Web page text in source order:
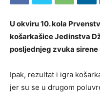
U okviru 10. kola
košarkašice Jedinstva
posljednjeg zvuka
Ipak, rezultat i igra
jer su se u drugom